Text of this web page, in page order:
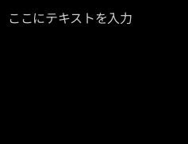
ここにテキストを入力